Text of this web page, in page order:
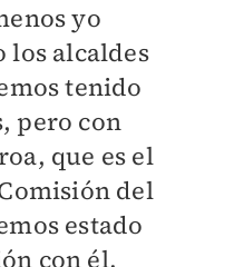
yo
los alcaldes
tenido
pero con
que es el
del
estado
con él,